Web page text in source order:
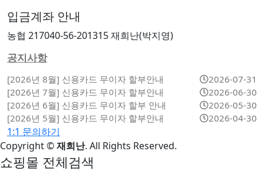
입금계좌 안내
농협 217040-56-201315 재희난(박지영)
공지사항
[2026년 8월] 신용카드 무이자 할부안내
2026-07-31
[2026년 7월] 신용카드 무이자 할부안내
2026-06-30
[2026년 6월] 신용카드 무이자 할부 안내
2026-05-30
[2026년 5월] 신용카드 무이자 할부안내
2026-04-30
1:1 문의하기
Copyright©재희난. All Rights Reserved.
쇼핑몰 전체검색